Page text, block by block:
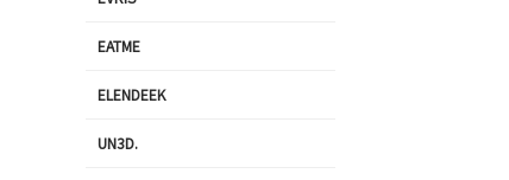
EATME
ELENDEEK
UN3D.